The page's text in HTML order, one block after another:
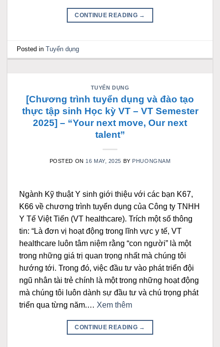
CONTINUE READING →
Posted inTuyển dụng
TUYỂN DỤNG
[Chương trình tuyển dụng và đào tạo
thực tập sinh Học kỳ VT – VT Semester
2025] – “Your next move, Our next
talent”
POSTED ON 16 MAY, 2025 BY PHUONGNAM
Ngành Kỹ thuật Y sinh giới thiệu với các bạn K67,
K66 về chương trình tuyển dụng của Công ty TNHH
Y Tế Việt Tiến (VT healthcare). Trích một số thông
tin: “Là đơn vị hoạt động trong lĩnh vực y tế, VT
healthcare luôn tâm niệm rằng “con người” là một
trong những giá trị quan trọng nhất mà chúng tôi
hướng tới. Trong đó, việc đầu tư vào phát triển đội
ngũ nhân tài trẻ chính là một trong những hoạt động
mà chúng tôi luôn dành sự đầu tư và chú trọng phát
triển qua từng năm.… Xem thêm
CONTINUE READING →